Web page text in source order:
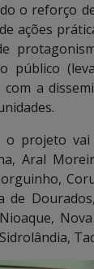
o reforço
ações
público
com a
o projeto vai
Aral
de